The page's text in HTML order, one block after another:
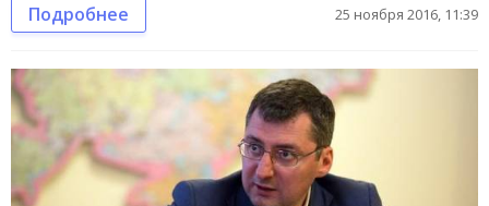
Подробнее 25 ноября 2016, 11:39